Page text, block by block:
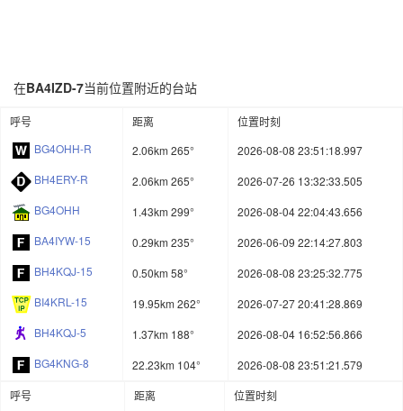
在BA4IZD-7当前位置附近的台站
呼号 距离
位置时刻
BG4OHH-R
2.06km 265°
2026-08-08 23:51:18.997
BH4ERY-R
2.06km 265°
2026-07-26 13:32:33.505
BG4OHH
1.43km 299°
2026-08-04 22:04:43.656
BA4IYW-15
0.29km 235°
2026-06-09 22:14:27.803
BH4KQJ-15
0.50km 58°
2026-08-08 23:25:32.775
BI4KRL-15
19.95km 262°
2026-07-27 20:41:28.869
BH4KQJ-5
1.37km 188°
2026-08-04 16:52:56.866
BG4KNG-8
22.23km 104°
2026-08-08 23:51:21.579
呼号
距离
位置时刻